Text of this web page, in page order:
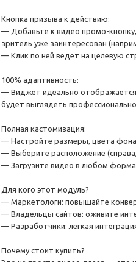
Кнопка призыва к действию:
— Добавьте к видео промо-кнопку,
зритель уже заинтересован
— Клик по ней ведет на целевую
100% адаптивность:
— Виджет идеально
будет выглядеть
Полная кастомизация:
— Настройте размеры, цвета фона,
— Выберите расположение
— Загрузите видео в любом
Для кого этот модуль?
— Маркетологи: повышайте
— Владельцы сайтов: оживите
— Разработчики: легкая
Почему стоит купить?